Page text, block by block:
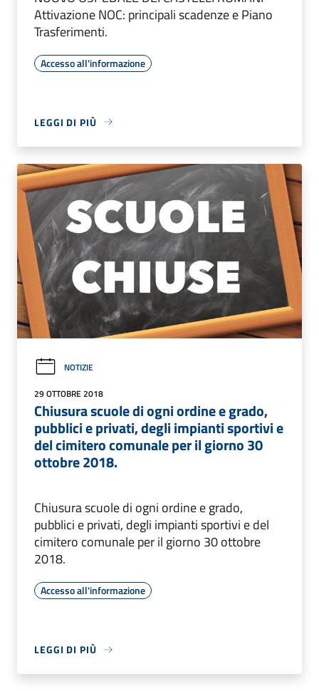
Attivazione NOC: principali scadenze e Piano
Trasferimenti.
Accesso all'informazione
LEGGI DI PIÙ
NOTIZIE
29 OTTOBRE 2018
Chiusura scuole di ogni ordine e grado,
pubblici e privati, degli impianti sportivi e
del cimitero comunale per il giorno 30
ottobre 2018.
Chiusura scuole di ogni ordine e grado,
pubblici e privati, degli impianti sportivi e del
cimitero comunale per il giorno 30 ottobre
2018.
Accesso all'informazione
LEGGI DI PIÙ